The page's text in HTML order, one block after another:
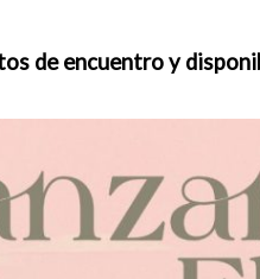
de encuentro y